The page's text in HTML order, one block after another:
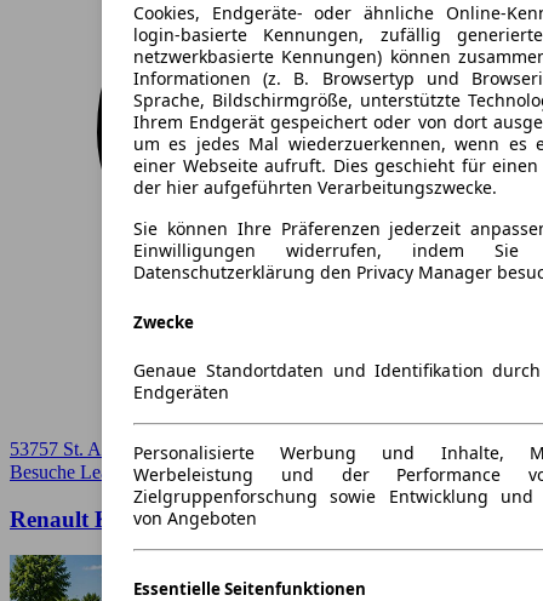
Cookies, Endgeräte- oder ähnliche Online-
login-basierte Kennungen, zufällig
netzwerkbasierte Kennungen) können
Informationen (z. B. Browsertyp und
Sprache, Bildschirmgröße, unterstützte
Ihrem Endgerät gespeichert oder von dort
um es jedes Mal wiederzuerkennen, wenn es
einer Webseite aufruft. Dies geschieht für
der hier aufgeführten Verarbeitungszwecke.
Sie können Ihre Präferenzen jederzeit
Einwilligungen widerrufen, indem
Datenschutzerklärung den Privacy Manager
Zwecke
Genaue Standortdaten und Identifikation
Endgeräten
Personalisierte Werbung und Inhalte,
Werbeleistung und der Performance
Zielgruppenforschung sowie Entwicklung und
von Angeboten
Essentielle Seitenfunktionen
53757 St. Augustin
Besuche Leasingmarkt➚
Renault Kadjar Kadjar TCe 140 GPF LIFE